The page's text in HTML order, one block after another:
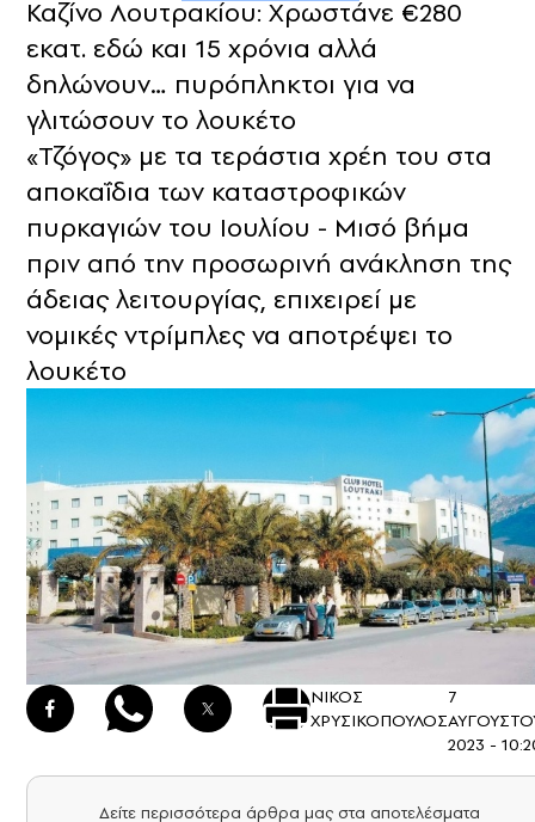
Καζίνο Λουτρακίου: Χρωστάνε €280
εκατ. εδώ και 15 χρόνια αλλά
δηλώνουν… πυρόπληκτοι για να
γλιτώσουν το λουκέτο
«Τζόγος» με τα τεράστια χρέη του στα
αποκαΐδια των καταστροφικών
πυρκαγιών του Ιουλίου - Μισό βήμα
πριν από την προσωρινή ανάκληση της
άδειας λειτουργίας, επιχειρεί με
νομικές ντρίμπλες να αποτρέψει το
λουκέτο
ΝΙΚΟΣ
ΧΡΥΣΙΚΟΠΟΥΛΟΣ
7
2023 -
Δείτε περισσότερα άρθρα μας στα αποτελέσματα